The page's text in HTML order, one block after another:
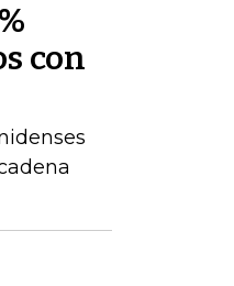
con